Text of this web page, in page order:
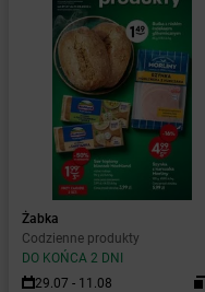
Żabka
Codzienne produkty
DO KOŃCA 2 DNI
29.07 - 11.08